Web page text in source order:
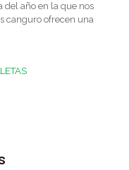
del año en la que nos
canguro ofrecen una